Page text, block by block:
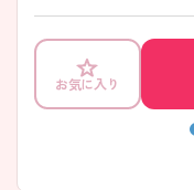
お気に入り